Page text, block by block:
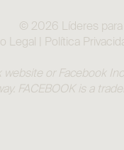
© 2026 Líderes para
Legal
Política
or Facebook
FACEBOOK is a